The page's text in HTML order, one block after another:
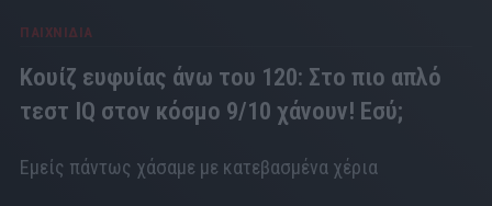
ΠΑΙΧΝΙΔΙΑ
Κουίζ ευφυίας άνω του 120: Στο πιο απλό
τεστ IQ στον κόσμο 9/10 χάνουν! Εσύ;
Εμείς πάντως χάσαμε με κατεβασμένα χέρια